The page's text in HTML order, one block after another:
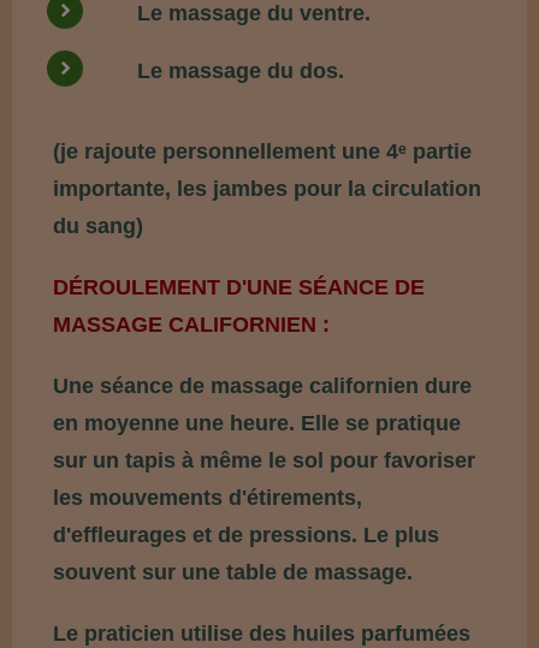
Le massage du ventre.
Le massage du dos.
(je rajoute personnellement une 4ᵉ partie
importante, les jambes pour la circulation
du sang)
DÉROULEMENT D'UNE SÉANCE DE
MASSAGE CALIFORNIEN :
Une séance de massage californien dure
en moyenne une heure. Elle se pratique
sur un tapis à même le sol pour favoriser
les mouvements d'étirements,
d'effleurages et de pressions. Le plus
souvent sur une table de massage.
Le praticien utilise des huiles parfumées